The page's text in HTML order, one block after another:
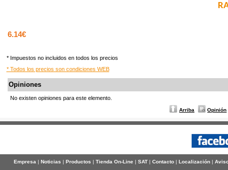
6.14€
* Impuestos no incluidos en todos los precios
* Todos los precios son condiciones WEB
Opiniones
No existen opiniones para este elemento.
Arriba Opinión
Empresa| Noticias | Productos | Tienda On-Line | SAT| Contacto| Localización|